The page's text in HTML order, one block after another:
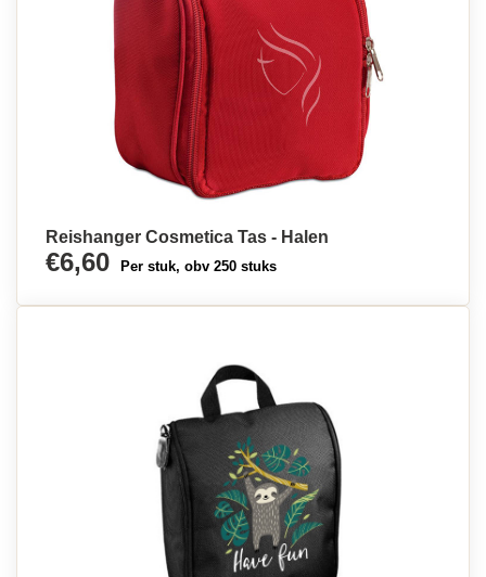
Reishanger Cosmetica Tas - Halen
€6,60 Per stuk, obv 250 stuks